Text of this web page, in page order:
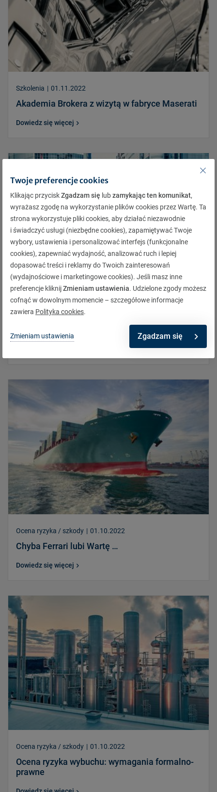
Szkolenia | 01.11.2022
Akademia Brokera z wizytą w fabryce Maserati
Dowiedz się więcej
Rynek 01.10.2022
Ocena ryzyka / szkody | 01.10.2022
Chyba Ferrari lubi Wartę …
Dowiedz się więcej
Ocena ryzyka / szkody | 01.10.2022
Ocena ryzyka wybuchu: wymagania formalno-
prawne
Twoje preferencje cookies
Klikając przyciskZgadzam się lubzamykając ten komunikat,
wyrażasz zgodę na wykorzystanie plików cookies przez Wartę. Ta
strona wykorzystuje pliki cookies, aby działać niezawodnie
i świadczyć usługi (niezbędne cookies), zapamiętywać Twoje
wybory, ustawienia i personalizować interfejs (funkcjonalne
cookies), zapewniać wydajność, analizować ruch i lepiej
dopasować treści i reklamy do Twoich zainteresowań
(wydajnościowe i marketingowe cookies). Jeśli masz inne
preferencje kliknijZmieniam ustawienia. Udzielone zgody możesz
cofnąć w dowolnym momencie – szczegółowe informacje
zawiera Polityka cookies.
Zmieniam ustawienia Zgadzam się